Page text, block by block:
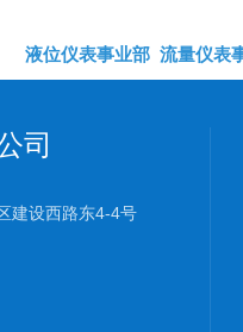
液位仪表事业部 流量仪表
司
建设西路东4-4号